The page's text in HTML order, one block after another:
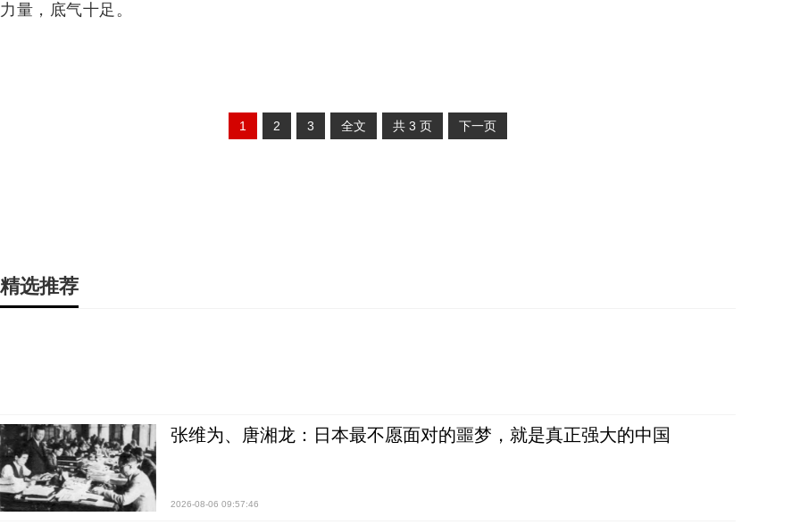
力量，底气十足。
1 2 3 全文 共 3 页 下一页
精选推荐
张维为、唐湘龙：日本最不愿面对的噩梦，就是真正强大的中国
2026-08-06 09:57:46